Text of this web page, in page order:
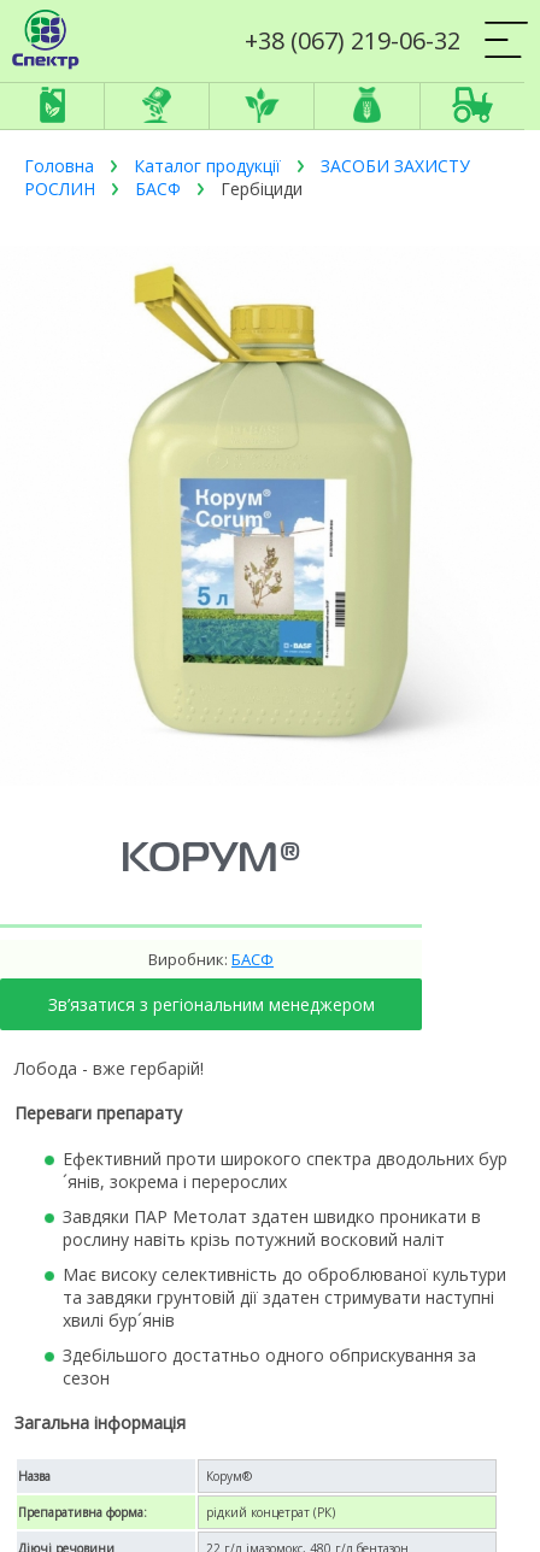
+38 (067) 219-06-32
Головна Каталог продукції
ЗАСОБИ ЗАХИСТУ
РОСЛИН
БАСФ Гербіциди
КОРУМ®
Виробник: БАСФ
Зв’язатися з регіональним менеджером
Лобода - вже гербарій!
Переваги препарату
Ефективний проти широкого спектра дводольних бур
´янів, зокрема і перерослих
Завдяки ПАР Метолат здатен швидко проникати в
рослину навіть крізь потужний восковий наліт
Має високу селективність до оброблюваної культури
та завдяки грунтовій дії здатен стримувати наступні
хвилі бур´янів
Здебільшого достатньо одного обприскування за
сезон
Загальна інформація
Назва Корум®
Препаративна форма: рідкий концетрат (РК)
Діючі речовини 22 г/л імазомокс, 480 г/л бентазон